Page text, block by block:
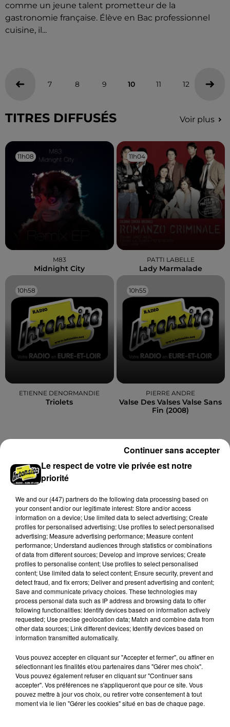
comme un jeune talent prometteur de la
gastronomie française. Élève en Bac professionnel
cuisine, il...
7 8 9 10 11 12 13
TITRES DIFFUSÉS Voir plus
11h08
11h08
M83
Midnight City
11h04
11h04
PATTI LABELLE
Lady Marmalade
10h58
10h58
ETIENNE DENORMANDIE
Triolets
10h55
10h55
PIERRE ANDRE
Valse Des Valses Valse Sans
Fin (2008)
A LA UNE Voir plus
Loir-et-Cher : un pyromane interpellé grâce
au sang-froid des...
Samedi 25 juillet, plus d'une dizaine de feux de
champs et de sous-bois ont été déclenchés dans le
secteur de Fontaine-les-Côteaux, Montoire et Lunay.
Le respect de votre vie privée est notre
priorité
We and our (447) partnersdo the following data processing based on
your consent and/or our legitimate interest: Store and/or access
information on a device; Use limited data to select advertising; Create
profiles for personalised advertising; Use profiles to select personalised
advertising; Measure advertising performance; Measure content
performance; Understand audiences through statistics or combinations
of data from different sources; Develop and improve services; Create
profiles to personalise content; Use profiles to select personalised
content; Use limited data to select content; Ensure security, prevent and
detect fraud, and fix errors; Deliver and present advertising and content;
Save and communicate privacy choices. These technologies may
process personal data such as IP address and browsing data to offer
following functionalities: Identify devices based on information actively
requested; Use precise geolocation data; Match and combine data from
other data sources; Link different devices; Identify devices based on
information transmitted automatically.
Vous pouvez accepter en cliquant sur "Accepter et fermer", ou affiner en
sélectionnant les finalités et/ou partenaires dans "Gérer mes choix".
Vous pouvez également refuser en cliquant sur "Continuer sans
accepter". Vos préférences ne s'appliqueront que pour ce site. Vous
pouvez mettre à jour vos choix, ou retirer votre consentement à tout
moment via le lien "Gérer les cookies" situé en bas de chaque page.
Continuer sans accepter